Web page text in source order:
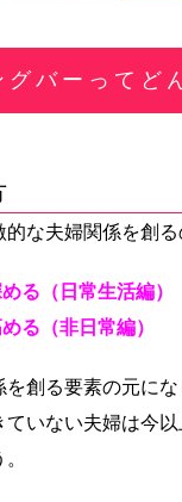
グバーってど
な夫婦関係を創
る（日常生活編）
る（非日常編）
創る要素の元に
いない夫婦は今